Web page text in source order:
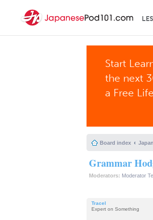
Start
the next
a Free
Board index
Grammar
Moderators: Moderator
Tracel
Expert on Something